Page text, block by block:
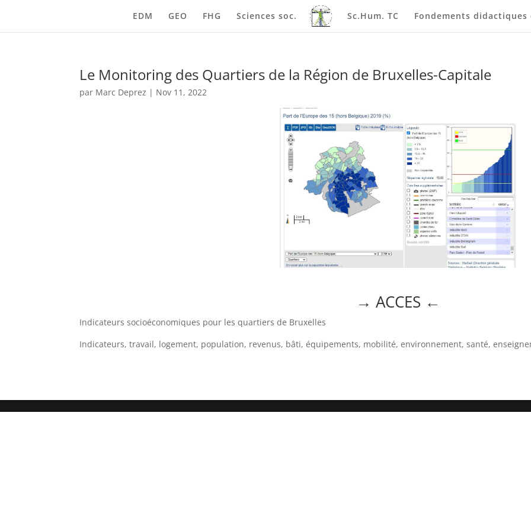
EDM GEO FHG Sciences soc. Sc.Hum. TC Fondements
Le Monitoring des Quartiers de la Région de Bruxelles-Capitale
par Marc Deprez | Nov 11, 2022
→ ACCES ←
Indicateurs socioéconomiques pour les quartiers de Bruxelles
Indicateurs, travail, logement, population, revenus, bâti, équipements, mobilité, environnement, santé,